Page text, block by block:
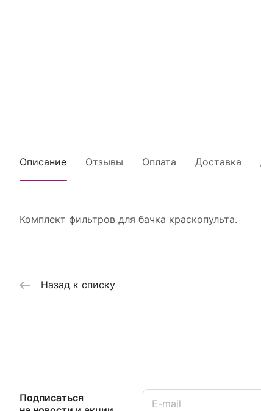
Описание Отзывы Оплата Доставка
Комплект фильтров для бачка краскопульта.
Назад к списку
Подписаться